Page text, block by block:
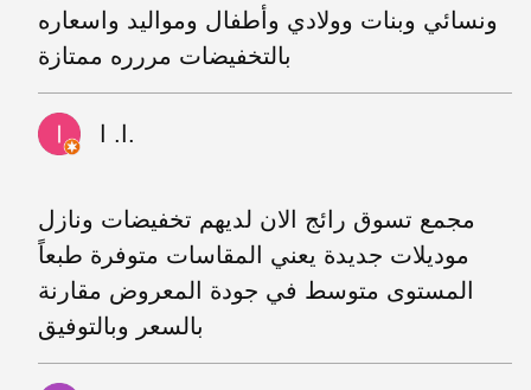
ونسائي وبنات وولادي وأطفال ومواليد واسعاره
بالتخفيضات مررره ممتازة
ا. ا.
مجمع تسوق رائج الان لديهم تخفيضات ونازل
موديلات جديدة يعني المقاسات متوفرة طبعاً
المستوى متوسط في جودة المعروض مقارنة
بالسعر وبالتوفيق